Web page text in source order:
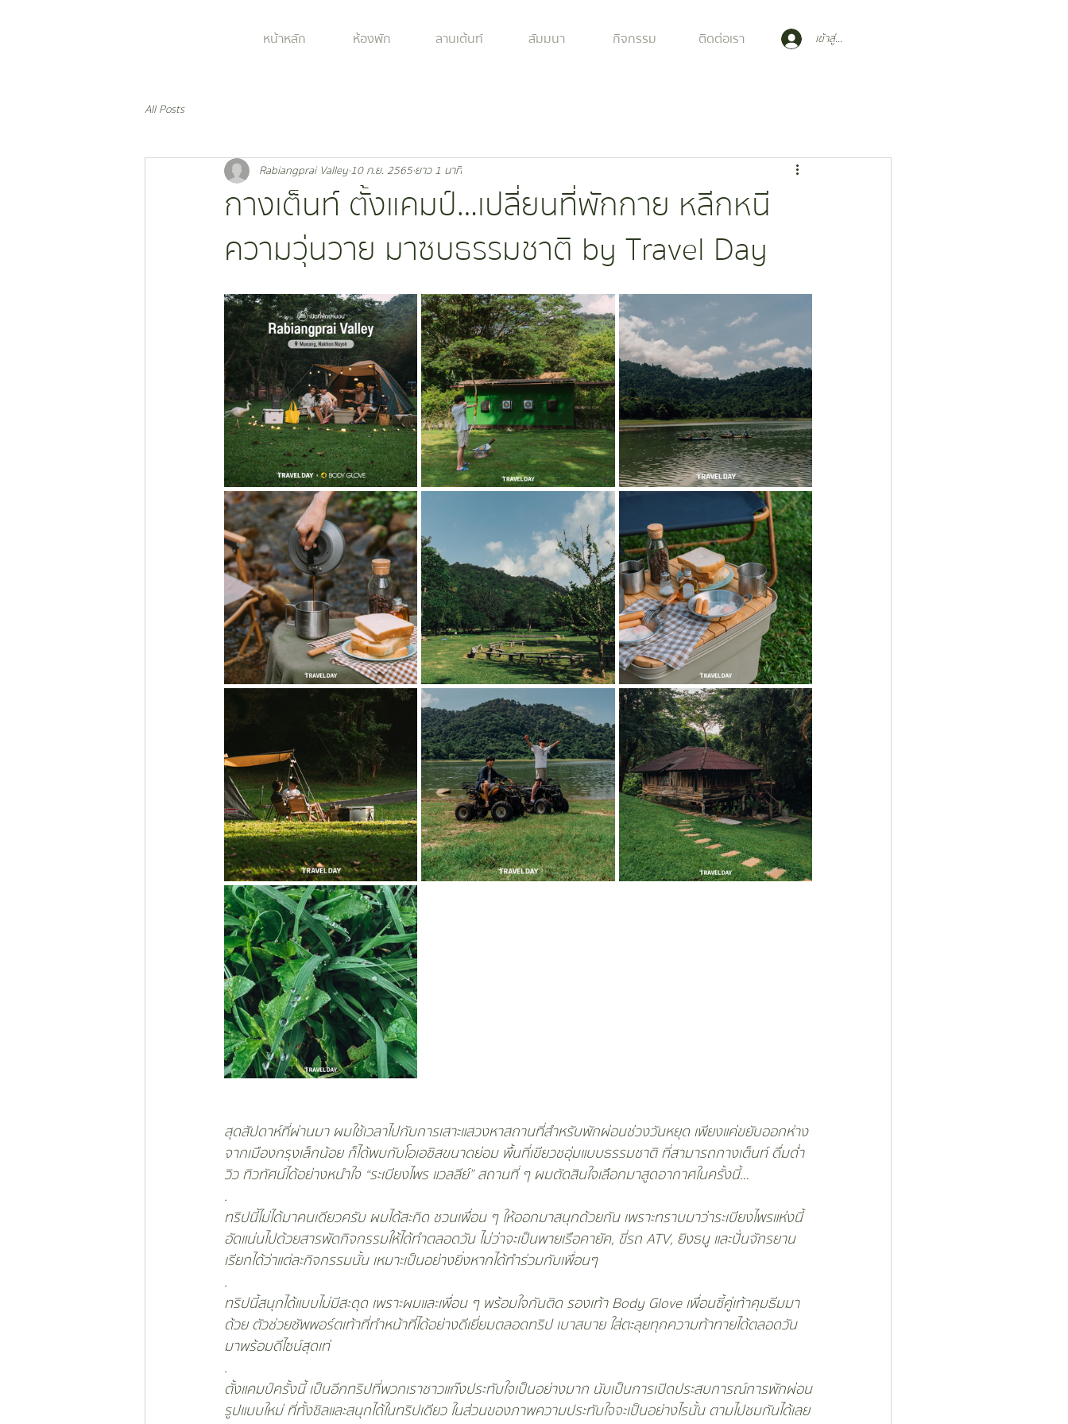
หน้าหลัก ห้องพัก ลานเต้นท์ สัมมนา กิจกรรม ติดต่อเรา เข้าสู่ระบบ
All Posts
กางเต็นท์ ตั้งแคมป์…เปลี่ยนที่พักกาย หลีกหนี
ความวุ่นวาย มาซบธรรมชาติ by Travel Day
Rabiangprai Valley10 ก.ย. 2565ยาว 1 นาที
สุดสัปดาห์ที่ผ่านมา ผมใช้เวลาไปกับการเสาะแสวงหาสถานที่สำหรับพักผ่อนช่วงวันหยุด เพียงแค่ขยับออกห่าง
จากเมืองกรุงเล็กน้อย ก็ได้พบกับโอเอซิสขนาดย่อม พื้นที่เขียวชอุ่มแบบธรรมชาติ ที่สามารถกางเต็นท์ ดื่มด่ำ
วิว ทิวทัศน์ได้อย่างหนำใจ “ระเบียงไพร แวลลีย์” สถานที่ ๆ ผมตัดสินใจเลือกมาสูดอากาศในครั้งนี้…
.
ทริปนี้ไม่ได้มาคนเดียวครับ ผมได้สะกิด ชวนเพื่อน ๆ ให้ออกมาสนุกด้วยกัน เพราะทราบมาว่าระเบียงไพรแห่งนี้
อัดแน่นไปด้วยสารพัดกิจกรรมให้ได้ทำตลอดวัน ไม่ว่าจะเป็นพายเรือคายัค, ขี่รถ ATV, ยิงธนู และปั่นจักรยาน
เรียกได้ว่าแต่ละกิจกรรมนั้น เหมาะเป็นอย่างยิ่งหากได้ทำร่วมกับเพื่อนๆ
.
ทริปนี้สนุกได้แบบไม่มีสะดุด เพราะผมและเพื่อน ๆ พร้อมใจกันติด รองเท้า Body Glove เพื่อนซี้คู่เท้าคุมธีมมา
ด้วย ตัวช่วยซัพพอร์ตเท้าที่ทำหน้าที่ได้อย่างดีเยี่ยมตลอดทริป เบาสบาย ใส่ตะลุยทุกความท้าทายได้ตลอดวัน
มาพร้อมดีไซน์สุดเท่
.
ตั้งแคมป์ครั้งนี้ เป็นอีกทริปที่พวกเราชาวแก๊งประทับใจเป็นอย่างมาก นับเป็นการเปิดประสบการณ์การพักผ่อน
รูปแบบใหม่ ที่ทั้งชิลและสนุกได้ในทริปเดียว ในส่วนของภาพความประทับใจจะเป็นอย่างไรนั้น ตามไปชมกันได้เลย